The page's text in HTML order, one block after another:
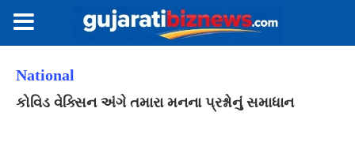
National
કોવિડ વેક્સિન અંગે તમારા મનના પ્રશ્નોનું સમાધાન